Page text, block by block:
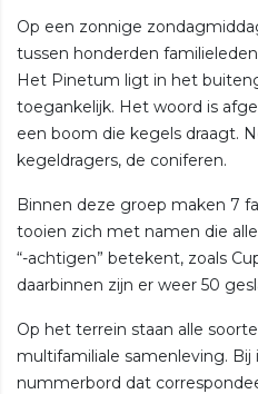
Op een zonnige
tussen honderden
Het Pinetum ligt in het
toegankelijk. Het woord is
een boom die kegels draagt.
kegeldragers, de coniferen.
Binnen deze groep maken 7
tooien zich met namen die
“-achtigen” betekent, zoals
daarbinnen zijn er weer 50
Op het terrein staan alle
multifamiliale samenleving.
nummerbord dat